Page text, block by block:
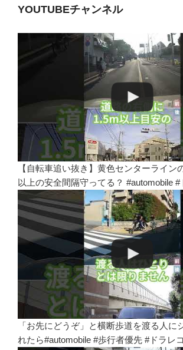
YOUTUBEチャンネル
【自転車追い抜き】黄色センターライン
以上の安全間隔守ってる？ #automobile #
「お先にどうぞ」と横断歩道を渡る人に
れたら#automobile #歩行者優先 #ドラレコ